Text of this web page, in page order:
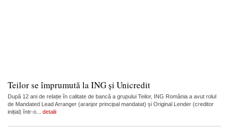
Teilor se împrumută la ING și Unicredit
După 12 ani de relație în calitate de bancă a grupului Teilor, ING România a avut rolul
de Mandated Lead Arranger (aranjor principal mandatat) și Original Lender (creditor
inițial) într-o... detalii